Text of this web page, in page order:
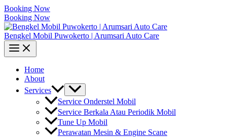
Booking Now
Booking Now
Bengkel Mobil Puwokerto | Arumsari Auto Care
Home
About
Services
Service Onderstel Mobil
Service Berkala Atau Periodik Mobil
Tune Up Mobil
Perawatan Mesin & Engine Scane